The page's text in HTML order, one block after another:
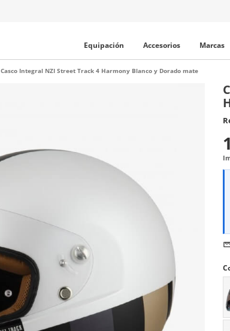
Equipación Accesorios Marcas
Casco Integral NZI Street Track 4 Harmony Blanco y Dorado mate